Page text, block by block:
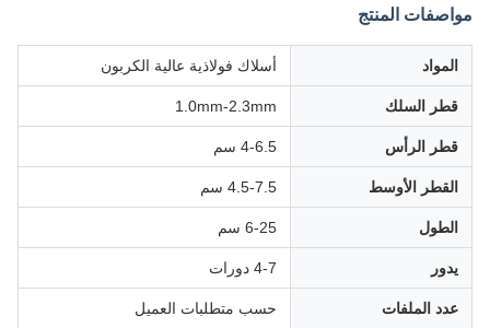
مواصفات المنتج
المواد أسلاك فولاذية عالية الكربون
قطر السلك 1.0mm-2.3mm
قطر الرأس 4-6.5 سم
القطر الأوسط 4.5-7.5 سم
الطول 6-25 سم
يدور 4-7 دورات
عدد الملفات حسب متطلبات العميل